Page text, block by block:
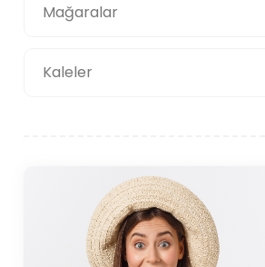
Mağaralar
Kaleler